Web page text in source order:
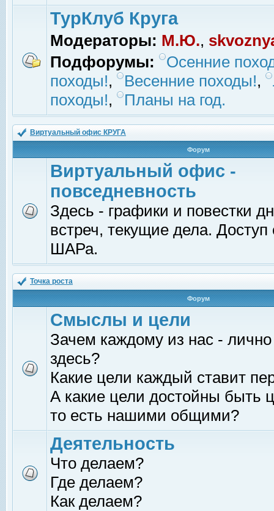
ТурКлуб Круга
Модераторы: М.Ю.,
Подфорумы:
Осенние
походы!, Весенние походы!,
походы!, Планы на год.
Виртуальный офис КРУГА
Форум
Виртуальный офис -
повседневность
Здесь - графики и повестки
встреч, текущие дела.
ШАРа.
Точка роста
Форум
Смыслы и цели
Зачем каждому из нас -
здесь?
Какие цели каждый ставит
А какие цели достойны быть
то есть нашими общими?
Деятельность
Что делаем?
Где делаем?
Как делаем?